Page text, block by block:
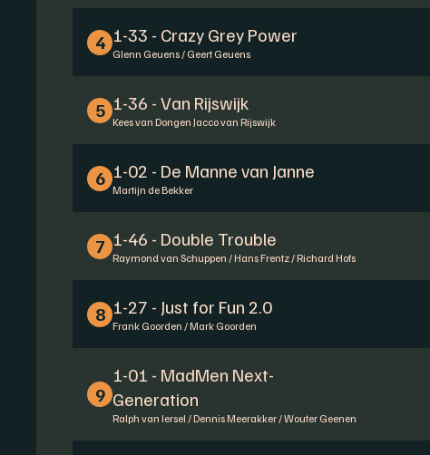
4 1-33 - Crazy Grey Power
Glenn Geuens / Geert Geuens
5 1-36 - Van Rijswijk
Kees van Dongen Jacco van Rijswijk
6 1-02 - De Manne van Janne
Martijn de Bekker
7 1-46 - Double Trouble
Raymond van Schuppen / Hans Frentz / Richard Hofs
8 1-27 - Just for Fun 2.0
Frank Goorden / Mark Goorden
9
1-01 - MadMen Next-
Generation
Ralph van Iersel / Dennis Meerakker / Wouter Geenen